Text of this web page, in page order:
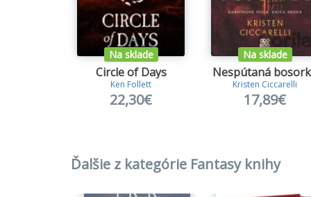
Na sklade
Circle of Days
Ken Follett
22,30€
Na sklade
Nespútaná
Kristen Ciccarelli
17,89€
Ďalšie z kategórie Fantasy knihy